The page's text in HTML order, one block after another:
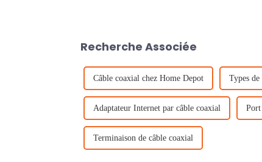
Recherche Associée
Câble coaxial chez Home Depot Types de
Adaptateur Internet par câble coaxial Port
Terminaison de câble coaxial